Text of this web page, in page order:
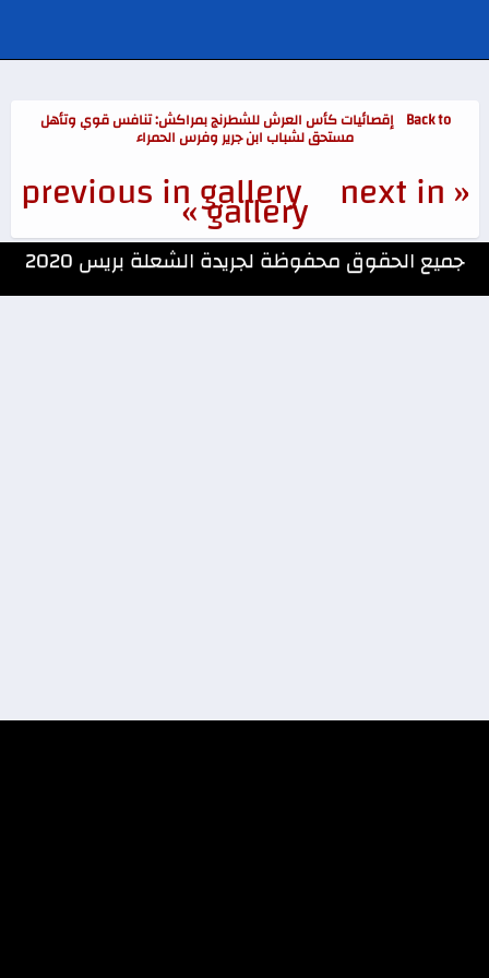
Back to إقصائيات كأس العرش للشطرنج بمراكش: تنافس قوي وتأهل
مستحق لشباب ابن جرير وفرس الحمراء
« previous in gallery
next in
gallery »
جميع الحقوق محفوظة لجريدة الشعلة بريس 2020